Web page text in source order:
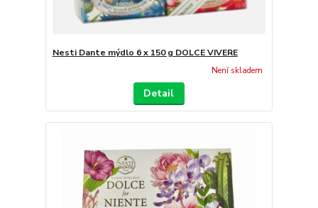
Nesti Dante mýdlo 6 x 150 g DOLCE VIVERE
Není skladem
Detail